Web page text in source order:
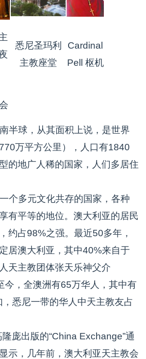
悉尼圣玛利
主教座堂
Cardinal
Pell 枢机
半球，从其面积上说，是世界
万平方公里），人口有1840
的地广人稀的国家，人们多居住
个多元文化共存的国家，各种
有平等的地位。澳大利亚的居民
约占98%之强。最近50多年，
居澳大利亚，其中40%来自于
天主教团体张天乐神父介
今，全澳洲有65万华人，其中有
悉尼一带的华人中天主教友占
庞出版的“China Exchange”通
示，几年前，澳大利亚天主教会